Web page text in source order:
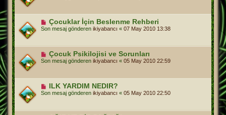
Çocuklar İçin Beslenme Rehberi
Son mesaj gönderen ikiyabancı « 07 May 2010 13:38
Çocuk Psikilojisi ve Sorunları
Son mesaj gönderen ikiyabancı « 05 May 2010 22:59
ILK YARDIM NEDIR?
Son mesaj gönderen ikiyabancı « 05 May 2010 22:50